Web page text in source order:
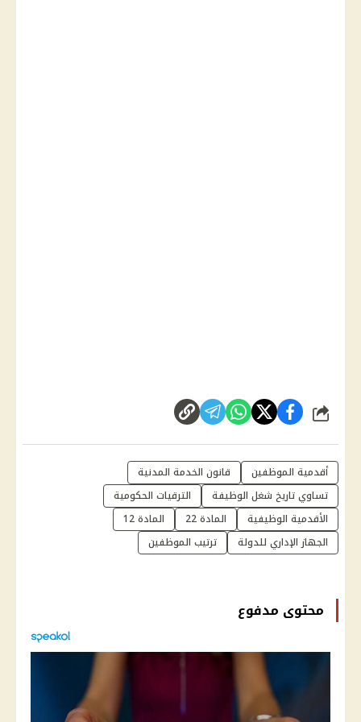
شارك
أقدمية الموظفين
قانون الخدمة المدنية
تساوي تاريخ شغل الوظيفة
الترقيات الحكومية
الأقدمية الوظيفية
المادة 22
المادة 12
الجهاز الإداري للدولة
ترتيب الموظفين
محتوى مدفوع